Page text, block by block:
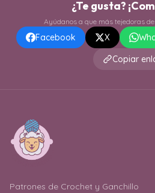
¿Te gusta?
Ayúdanos a que más tejedoras
Facebook X
Copiar
Patrones de Crochet y Ganchillo